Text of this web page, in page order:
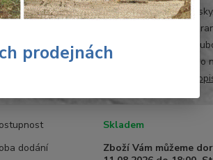
na suchou výstavbupro sádrokartonové
desky, překližky, dřevotřískové deskyse
pro všechny vrtačky a akumulátorové
dodatečně ve strojích s uchycením 1/4" nebo
celý
Skladem
dodání
Zboží Vám můžeme
prodejnách